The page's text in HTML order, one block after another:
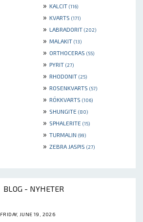
» KALCIT (116)
» KVARTS (171)
» LABRADORIT (202)
» MALAKIT (13)
» ORTHOCERAS (55)
» PYRIT (27)
» RHODONIT (25)
» ROSENKVARTS (57)
» RÖKKVARTS (106)
» SHUNGITE (80)
» SPHALERITE (15)
» TURMALIN (99)
» ZEBRA JASPIS (27)
BLOG - NYHETER
FRIDAY, JUNE 19, 2026